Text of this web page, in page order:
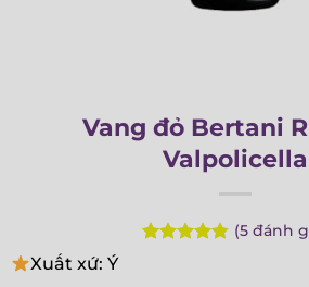
Vang đỏ Bertani
Valpolicella
(5đánh
Xuất xứ: Ý